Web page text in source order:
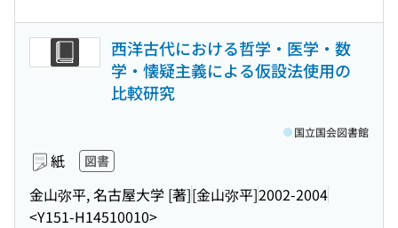
西洋古代における哲学・医学・数
学・懐疑主義による仮設法使用の
比較研究
紙 図書
金山弥平, 名古屋大学 [著][金山弥平]2002-2004
<Y151-H14510010>
国立国会図書館